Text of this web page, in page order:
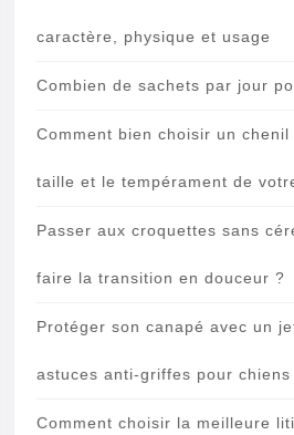
caractère, physique et usage
Combien de sachets par jour
Comment bien choisir un
taille et le tempérament de
Passer aux croquettes sans
faire la transition en douceur ?
Protéger son canapé avec un
astuces anti-griffes pour
Comment choisir la meilleure